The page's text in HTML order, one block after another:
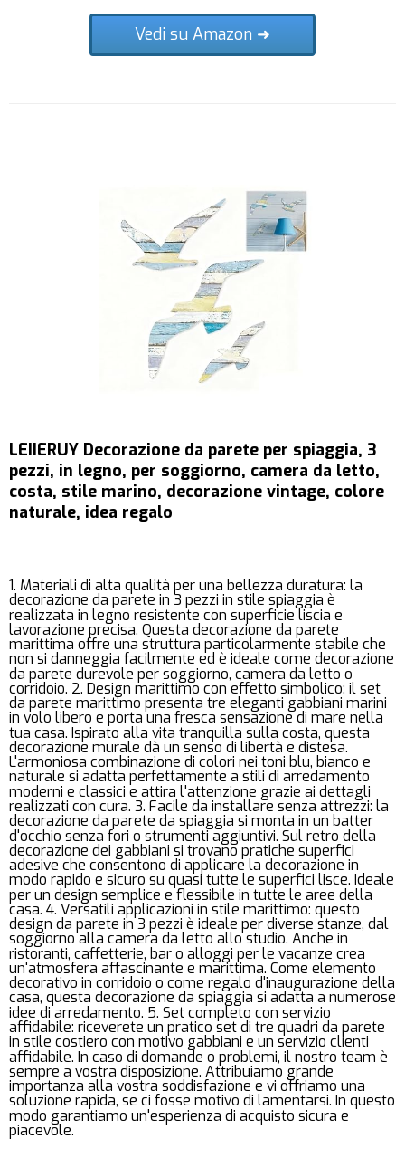
Vedi su Amazon ➜
LEIIERUY Decorazione da parete per spiaggia, 3
pezzi, in legno, per soggiorno, camera da letto,
costa, stile marino, decorazione vintage, colore
naturale, idea regalo
1. Materiali di alta qualità per una bellezza duratura: la
decorazione da parete in 3 pezzi in stile spiaggia è
realizzata in legno resistente con superficie liscia e
lavorazione precisa. Questa decorazione da parete
marittima offre una struttura particolarmente stabile che
non si danneggia facilmente ed è ideale come decorazione
da parete durevole per soggiorno, camera da letto o
corridoio. 2. Design marittimo con effetto simbolico: il set
da parete marittimo presenta tre eleganti gabbiani marini
in volo libero e porta una fresca sensazione di mare nella
tua casa. Ispirato alla vita tranquilla sulla costa, questa
decorazione murale dà un senso di libertà e distesa.
L'armoniosa combinazione di colori nei toni blu, bianco e
naturale si adatta perfettamente a stili di arredamento
moderni e classici e attira l'attenzione grazie ai dettagli
realizzati con cura. 3. Facile da installare senza attrezzi: la
decorazione da parete da spiaggia si monta in un batter
d'occhio senza fori o strumenti aggiuntivi. Sul retro della
decorazione dei gabbiani si trovano pratiche superfici
adesive che consentono di applicare la decorazione in
modo rapido e sicuro su quasi tutte le superfici lisce. Ideale
per un design semplice e flessibile in tutte le aree della
casa. 4. Versatili applicazioni in stile marittimo: questo
design da parete in 3 pezzi è ideale per diverse stanze, dal
soggiorno alla camera da letto allo studio. Anche in
ristoranti, caffetterie, bar o alloggi per le vacanze crea
un'atmosfera affascinante e marittima. Come elemento
decorativo in corridoio o come regalo d'inaugurazione della
casa, questa decorazione da spiaggia si adatta a numerose
idee di arredamento. 5. Set completo con servizio
affidabile: riceverete un pratico set di tre quadri da parete
in stile costiero con motivo gabbiani e un servizio clienti
affidabile. In caso di domande o problemi, il nostro team è
sempre a vostra disposizione. Attribuiamo grande
importanza alla vostra soddisfazione e vi offriamo una
soluzione rapida, se ci fosse motivo di lamentarsi. In questo
modo garantiamo un'esperienza di acquisto sicura e
piacevole.